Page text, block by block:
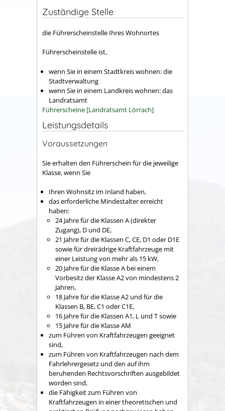
Zuständige Stelle
die Führerscheinstelle Ihres Wohnortes
Führerscheinstelle ist,
wenn Sie in einem Stadtkreis wohnen: die
Stadtverwaltung
wenn Sie in einem Landkreis wohnen: das
Landratsamt
Führerscheine [Landratsamt Lörrach]
Leistungsdetails
Voraussetzungen
Sie erhalten den Führerschein für die jeweilige
Klasse, wenn Sie
Ihren Wohnsitz im Inland haben,
das erforderliche Mindestalter erreicht
haben:
24 Jahre für die Klassen A (direkter
Zugang), D und DE,
21 Jahre für die Klassen C, CE, D1 oder D1E
sowie für dreirädrige Kraftfahrzeuge mit
einer Leistung von mehr als 15 kW,
20 Jahre für die Klasse A bei einem
Vorbesitz der Klasse A2 von mindestens 2
Jahren,
18 Jahre für die Klasse A2 und für die
Klassen B, BE, C1 oder C1E,
16 Jahre für die Klassen A1, L und T sowie
15 Jahre für die Klasse AM
zum Führen von Kraftfahrzeugen geeignet
sind,
zum Führen von Kraftfahrzeugen nach dem
Fahrlehrergesetz und den auf ihm
beruhenden Rechtsvorschriften ausgebildet
worden sind,
die Fähigkeit zum Führen von
Kraftfahrzeugen in einer theoretischen und